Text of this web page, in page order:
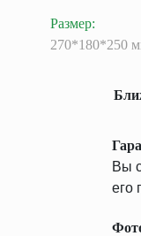
Размер:
270*180*250
Вы
его